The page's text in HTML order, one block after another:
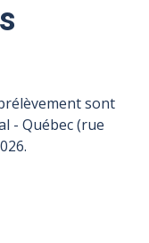
sont
- Québec (rue